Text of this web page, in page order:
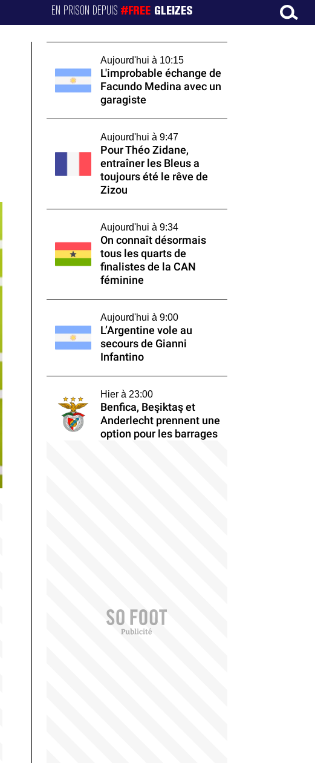
EN PRISON DEPUIS#FREE GLEIZES
Aujourd'hui à 10:15
L'improbable échange de
Facundo Medina avec un
garagiste
Aujourd'hui à 9:47
Pour Théo Zidane,
entraîner les Bleus a
toujours été le rêve de
Zizou
Aujourd'hui à 9:34
On connaît désormais
tous les quarts de
finalistes de la CAN
féminine
Aujourd'hui à 9:00
L’Argentine vole au
secours de Gianni
Infantino
Hier à 23:00
Benfica, Beşiktaş et
Anderlecht prennent une
option pour les barrages